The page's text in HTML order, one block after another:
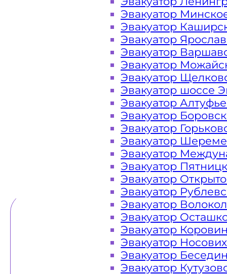
Закажите услугу "эвакуатор в
телефона или "онлайн" на сайте
Вам необходимы услуги
недорого? Эвакуаторы «МОБИ»
Новорязанском шоссе, на
Обращайтесь к нам
ситуации и гарантируем
WHATSAPP
Эвакуатор
Эвакуатор
Эвакуатор
Эвакуатор
Эвакуатор
Эвакуатор
Эвакуатор шоссе
Эвакуатор
Эвакуатор
Эвакуатор
Эвакуатор
Эвакуатор
Эвакуатор
Эвакуатор
Эвакуатор
Эвакуатор
Эвакуатор
Эвакуатор
Эвакуатор
Эвакуатор
Эвакуатор